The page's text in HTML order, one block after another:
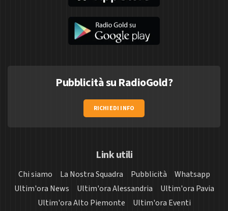
Pubblicità su RadioGold?
RICHIEDI INFO
Link utili
Chi siamo La Nostra Squadra Pubblicità
Whatsapp
Ultim'ora News
Ultim'ora Alessandria
Ultim'ora Pavia
Ultim'ora Alto Piemonte
Ultim'ora Eventi